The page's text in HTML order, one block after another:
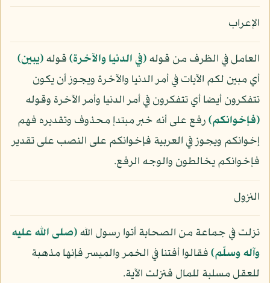
الإعراب
العامل في الظرف من قوله﴿في الدنيا والآخرة﴾قوله﴿يبين﴾
أي مبين لكم الآيات في أمر الدنيا والآخرة ويجوز أن يكون
تتفكرون أيضا أي تتفكرون في أمر الدنيا وأمر الآخرة وقوله
﴿فإخوانكم﴾رفع على أنه خبر مبتدإ محذوف وتقديره فهم
إخوانكم ويجوز في العربية فإخوانكم على النصب على تقدير
فإخوانكم يخالطون والوجه الرفع.
النزول
نزلت في جماعة من الصحابة أتوا رسول الله(صلى الله عليه
وآله وسلّم)فقالوا أفتنا في الخمر والميسر فإنها مذهبة
للعقل مسلبة للمال فنزلت الآية.